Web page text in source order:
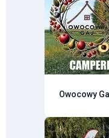
Owocowy